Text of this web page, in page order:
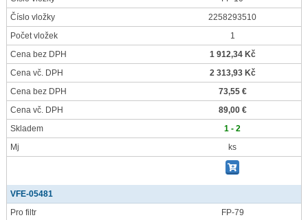
Číslo vložky
2258293510
Počet vložek
1
Cena bez DPH
1 912,34 Kč
Cena vč. DPH
2 313,93 Kč
Cena bez DPH
73,55 €
Cena vč. DPH
89,00 €
Skladem
1 - 2
Mj
ks
VFE-05481
Pro filtr
FP-79